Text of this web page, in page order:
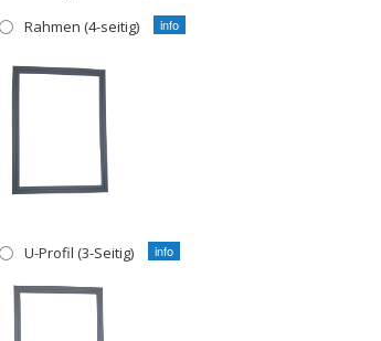
Rahmen (4-seitig)
U-Profil (3-Seitig)